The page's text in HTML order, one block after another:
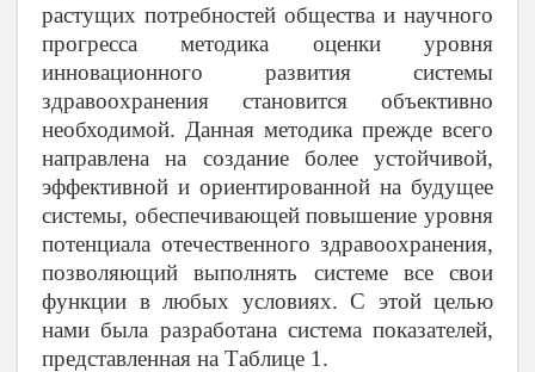
растущих потребностей общества и научного
прогресса методика оценки уровня
инновационного развития системы
здравоохранения становится объективно
необходимой. Данная методика прежде всего
направлена на создание более устойчивой,
эффективной и ориентированной на будущее
системы, обеспечивающей повышение уровня
потенциала отечественного здравоохранения,
позволяющий выполнять системе все свои
функции в любых условиях. С этой целью
нами была разработана система показателей,
представленная на Таблице 1.